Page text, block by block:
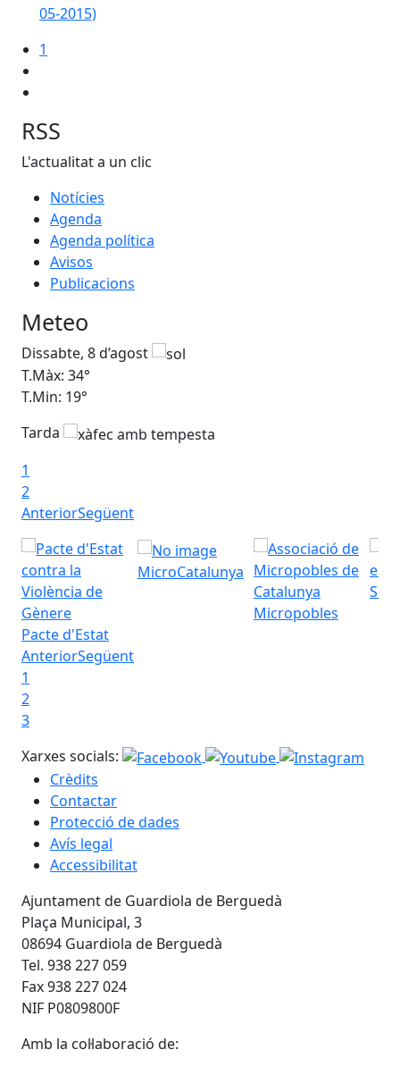
05-2015)
1
RSS
L'actualitat a un clic
Notícies
Agenda
Agenda política
Avisos
Publicacions
Meteo
Dissabte, 8 d’agost
T.Màx: 34°
T.Min: 19°
Tarda
1
2
AnteriorSegüent
Pacte d'Estat
MicroCatalunya
Micropobles
Seu
AnteriorSegüent
1
2
3
Xarxes socials:
Crèdits
Contactar
Protecció de dades
Avís legal
Accessibilitat
Ajuntament de Guardiola de Berguedà
Plaça Municipal, 3
08694 Guardiola de Berguedà
Tel. 938 227 059
Fax 938 227 024
NIF P0809800F
Amb la col·laboració de: